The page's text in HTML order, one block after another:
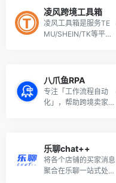
凌风跨境工具箱
凌风工具箱是服务TE
MU/SHEIN/TK等平台
八爪鱼RPA
专注「工作流程自动
化」，帮助跨境卖家解
乐聊chat++
将各个店铺的买家消息
聚合在乐聊一站式处